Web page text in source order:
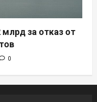
за отказ от
0